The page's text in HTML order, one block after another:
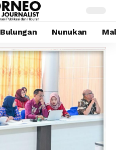
Bulungan Nunukan